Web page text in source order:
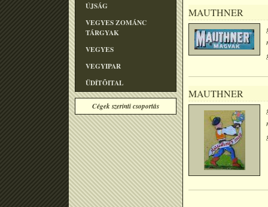
ÚJSÁG
VEGYES ZOMÁNC
TÁRGYAK
VEGYES
VEGYIPAR
ÜDÍTÕITAL
Cégek szerinti csoportás
MAUTHNER
MAUTHNER